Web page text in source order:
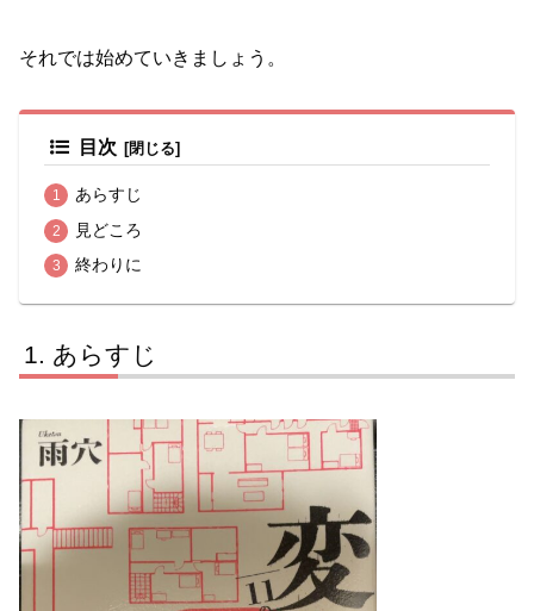
それでは始めていきましょう。
目次
あらすじ
見どころ
終わりに
あらすじ